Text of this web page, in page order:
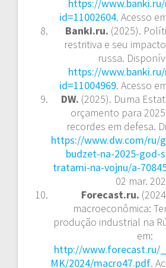
https://
id=11002604. Acesso
Banki.ru. (2025).
restritiva e seu
russa.
https://
id=11004969. Acesso
DW. (2025). Duma
orçamento para
recordes em defesa.
https://www.dw.com/ru/
budzet-na-2025-god-
tratami-na-vojnu/a-
02 mar.
Forecast.ru.
macroeconômica:
produção industrial na
em:
http://www.forecast.ru/
MK/2024/macro47.pdf.